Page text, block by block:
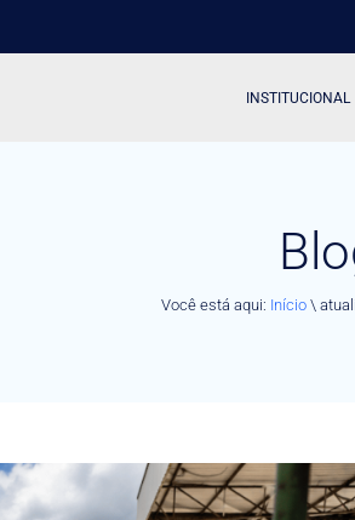
INSTITUCIONAL
Você está aqui: Início\